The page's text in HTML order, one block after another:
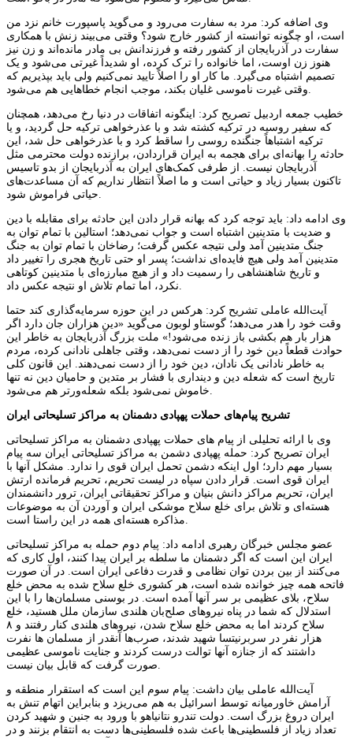
وی اضافه کرد: مرد به سفارت می‌رود و می‌گوید پاسپورت خانم نزد من
است، او چگونه توانسته از کشور خارج شود؟ وقتی می‌بیند زنش با همکاری
سفارت در آذربایجان از کشور رفته و فرزندانش بی مادر مانده‌اند و زن نیز
هنوز زن اوست، اما خانواده را ترک کرده، او شدیداً غیرتی می‌شود و یک
تصمیم اشتباه می‌گیرد. ما کار او را اصلاً تایید نمی‌کنیم ولی باید بپذیریم که
خطیب جمعه اردبیل تصریح کرد: اینگونه اتفاقات در دنیا رخ می‌دهد، همچنان
که سفیر روسیه در ترکیه کشته شد و با عذرخواهی ترکیه حل گردید، و یا
ترکیه اشتباهاً جنگنده روسی را ساقط کرد و با عذرخواهی حل شد، این
حادثه را بهانه‌ای برای هجمه به ایران قراردادن، برازنده دولت محترمی مثل
آذربایجان نیست. از طرفی کمک‌های ایران به آذربایجان از بدو تاسیس
تاکنون بسیار زیاد و حیاتی است و ما اصلاً انتظار نداریم که آن مساعدت‌های
وی ادامه داد: باید توجه کرد که بهانه قرار دادن این حادثه برای مقابله با دین
و ضدیت با متدینین اشتباه است و جواب نمی‌دهد؛ استالین با تمام توان به
جنگ متدینین آمد ولی نتیجه عکس گرفت؛ رضاخان با تمام توان به جنگ
متدینین آمد ولی هیچ فایده‌ای نداشت؛ پسر او حتی تاریخ هجری را تغییر داد
و تاریخ شاهنشاهی را رسمیت داد و از هیچ مبارزه‌ای با متدینین کوتاهی
آیت‌الله عاملی تشریح کرد: هرکس در این حوزه سرمایه‌گذاری کند حتما
وقت خود را هدر می‌دهد؛ گوستاو لوبون می‌گوید «دین هزاران جان دارد اگر
هزار بار هم بکشی باز زنده می‌شود!» ملت بزرگ آذربایجان به خاطر این
حوادث قطعاً دین خود را از دست نمی‌دهد، وقتی جاهلی نادانی کرده، مردم
به خاطر نادانی یک نادان، دین خود را از دست نمی‌دهند. این قانون کلی
تاریخ است که شعله دین و دینداری با فشار بر متدین و حامیان دین نه تنها
تشریح پیام‌های حملات پهپادی دشمنان به مراکز تسلیحاتی ایران
وی با ارائه تحلیلی از پیام های حملات پهپادی دشمنان به مراکز تسلیحاتی
ایران تصریح کرد: حمله پهپادی دشمن به مراکز تسلیحاتی ایران سه پیام
بسیار مهم دارد؛ اول اینکه دشمن تحمل ایران قوی را ندارد. مشکل آنها با
ایران قوی است. قرار دادن سپاه در لیست تحریم، تحریم فرمانده ارتش
ایران، تحریم مراکز دانش بنیان و مراکز تحقیقاتی ایران، ترور دانشمندان
هسته‌ای و تلاش برای خلع سلاح موشکی ایران و آوردن آن به موضوعات
عضو مجلس خبرگان رهبری ادامه داد: پیام دوم حمله به مراکز تسلیحاتی
ایران این است که اگر دشمنان ما سلطه بر ایران پیدا کنند، اول کاری که
می‌کنند از بین بردن توان نظامی و قدرت دفاعی ایران است. در آن صورت
فاتحه همه چیز خوانده شده است، هر کشوری خلع سلاح شده به محض خلع
سلاح، بلای عظیمی بر سر آنها آمده است. در بوسنی مسلمان‌ها را با این
استدلال که شما در پناه نیروهای صلح‌بان هلندی سازمان ملل هستید، خلع
سلاح کردند اما به محض خلع سلاح شدن، نیروهای هلندی کنار رفتند و ۸
هزار نفر در سربرنیتسا شهید شدند، صرب‌ها آنقدر از مسلمان ها نفرت
داشتند که از جنازه آنها توالت درست کردند و جنایت ناموسی عظیمی
آیت‌الله عاملی بیان داشت: پیام سوم این است که استقرار منطقه و
آرامش خاورمیانه توسط اسرائیل به هم می‌ریزد و بنابراین اتهام تنش به
ایران دروغ بزرگ است. دولت تندرو نتانیاهو با ورود به جنین و شهید کردن
تعداد زیاد از فلسطینی‌ها باعث شده فلسطینی‌ها دست به انتقام بزنند و در